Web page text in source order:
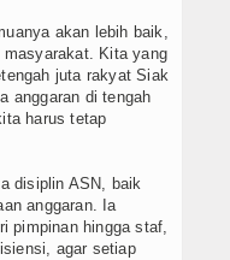
akan lebih baik,
masyarakat. Kita yang
juta rakyat Siak
anggaran di tengah
harus tetap
disiplin ASN, baik
anggaran. Ia
pimpinan hingga staf,
agar setiap